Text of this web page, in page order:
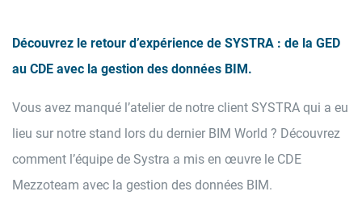
Découvrez le retour d’expérience de SYSTRA : de la GED
au CDE avec la gestion des données BIM.
Vous avez manqué l’atelier de notre client SYSTRA qui a eu
lieu sur notre stand lors du dernier BIM World ? Découvrez
comment l’équipe de Systra a mis en œuvre le CDE
Mezzoteam avec la gestion des données BIM.